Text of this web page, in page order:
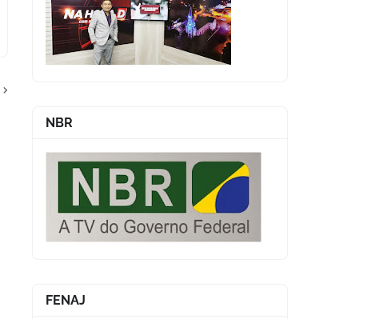
NBR
FENAJ